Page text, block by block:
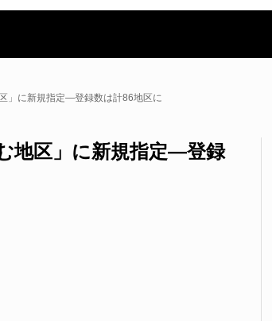
」に新規指定―登録数は計86地区に
地区」に新規指定―登録